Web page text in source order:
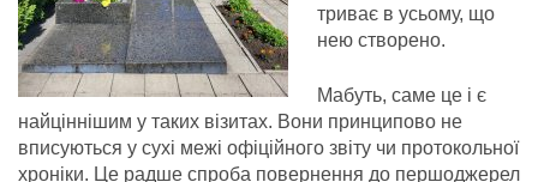
триває в усьому, що
нею створено.
Мабуть, саме це і є
найціннішим у таких візитах. Вони принципово не
вписуються у сухі межі офіційного звіту чи протокольної
хроніки. Це радше спроба повернення до першоджерел